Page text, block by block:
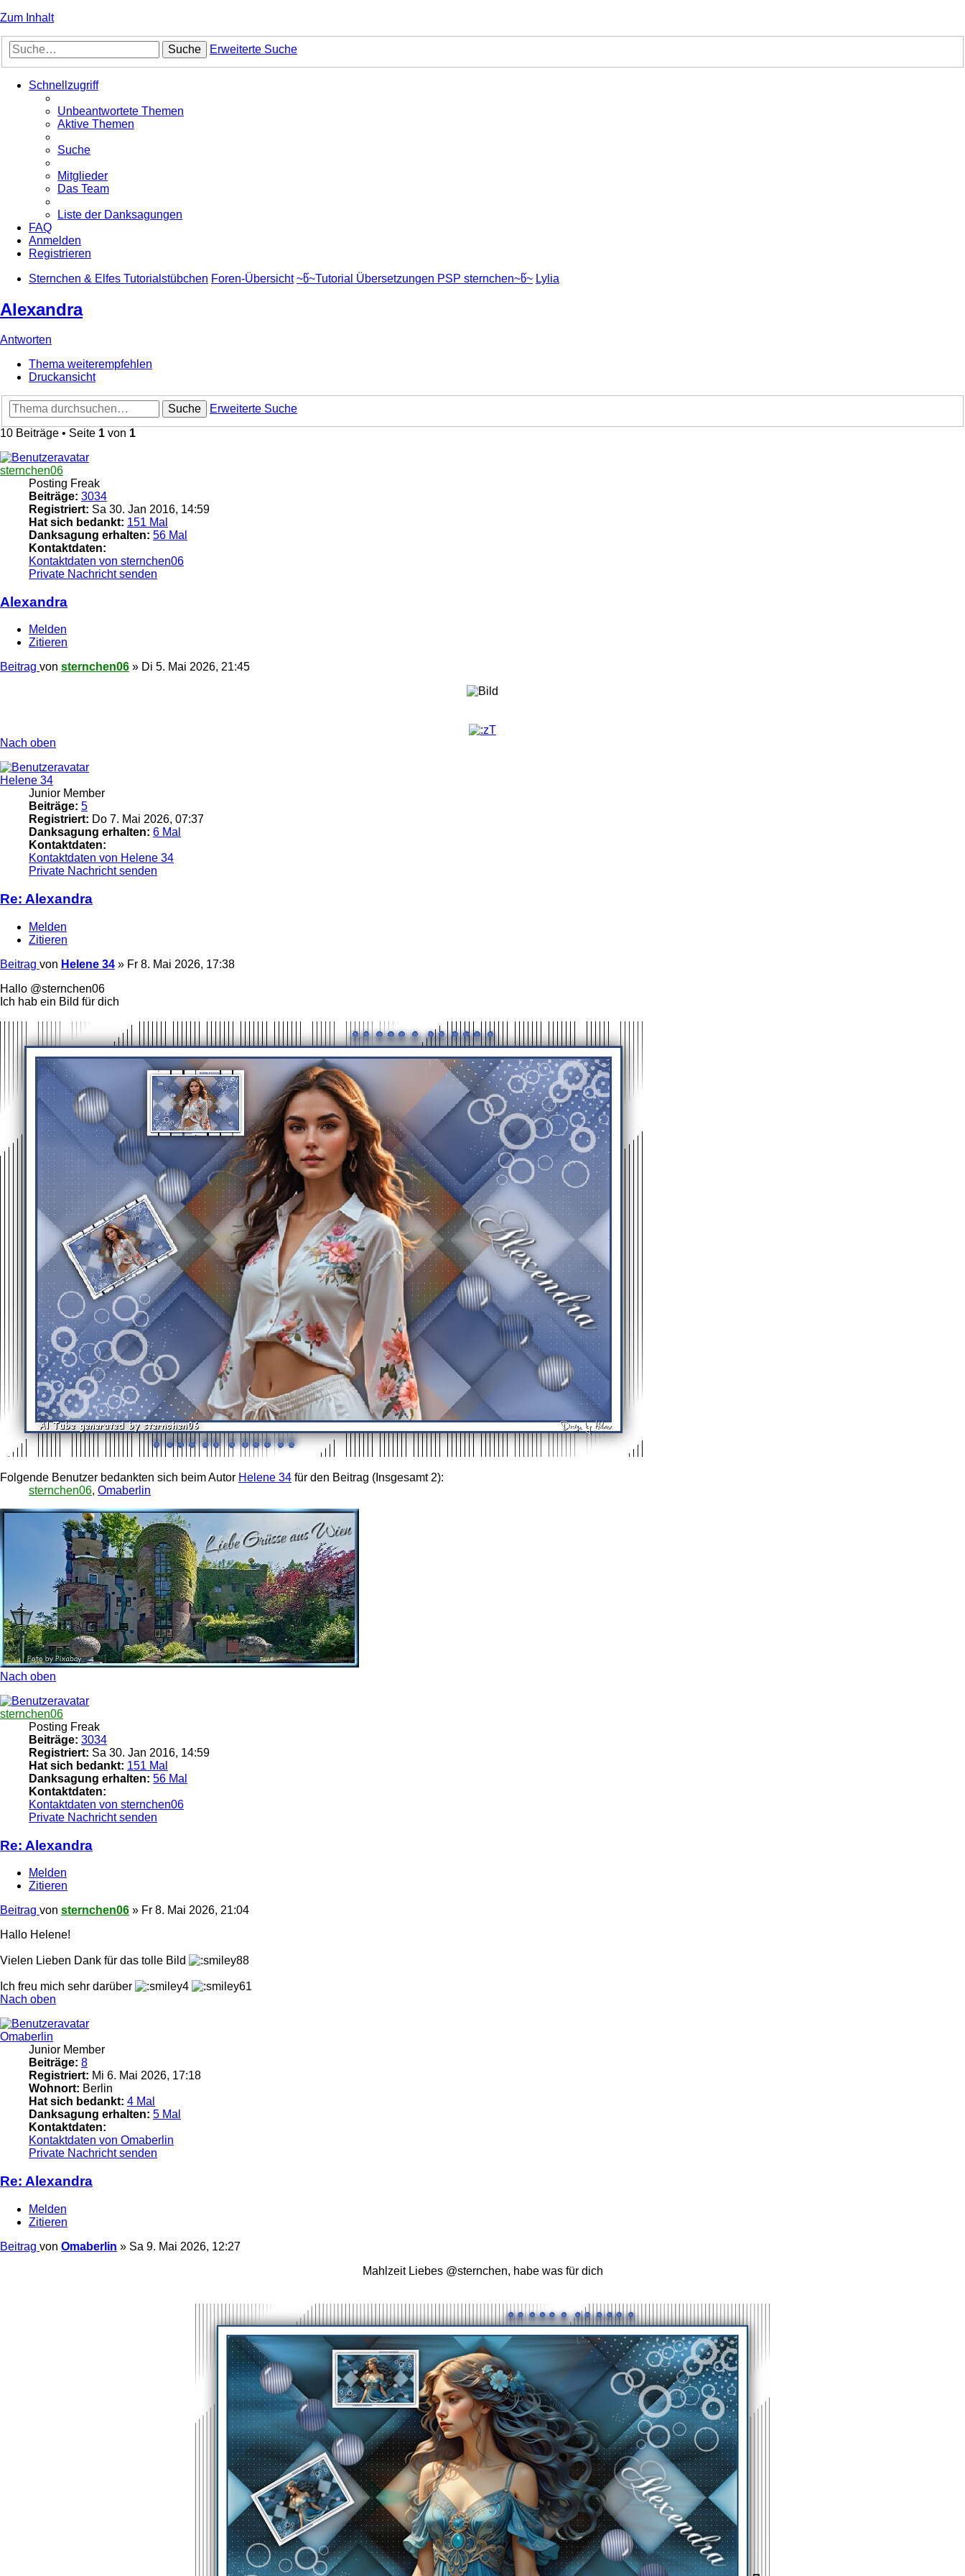
Zum Inhalt
Suche Erweiterte Suche
Schnellzugriff
Unbeantwortete Themen
Aktive Themen
Suche
Mitglieder
Das Team
Liste der Danksagungen
FAQ
Anmelden
Registrieren
Sternchen & Elfes Tutorialstübchen Foren-Übersicht ~წ~Tutorial Übersetzungen PSP sternchen~წ~ Lylia
Alexandra
Antworten
Thema weiterempfehlen
Druckansicht
Suche
Erweiterte Suche
10 Beiträge • Seite 1 von 1
sternchen06
Posting Freak
Beiträge: 3034
Registriert: Sa 30. Jan 2016, 14:59
Hat sich bedankt: 151 Mal
Danksagung erhalten: 56 Mal
Kontaktdaten:
Kontaktdaten von sternchen06
Private Nachricht senden
Alexandra
Melden
Zitieren
Beitrag von sternchen06 » Di 5. Mai 2026, 21:45
Nach oben
Helene 34
Junior Member
Beiträge: 5
Registriert: Do 7. Mai 2026, 07:37
Danksagung erhalten: 6 Mal
Kontaktdaten:
Kontaktdaten von Helene 34
Private Nachricht senden
Re: Alexandra
Melden
Zitieren
Beitrag von Helene 34 » Fr 8. Mai 2026, 17:38
Hallo @sternchen06
Ich hab ein Bild für dich
Folgende Benutzer bedankten sich beim Autor Helene 34 für den Beitrag (Insgesamt 2):
sternchen06, Omaberlin
Nach oben
sternchen06
Posting Freak
Beiträge: 3034
Registriert: Sa 30. Jan 2016, 14:59
Hat sich bedankt: 151 Mal
Danksagung erhalten: 56 Mal
Kontaktdaten:
Kontaktdaten von sternchen06
Private Nachricht senden
Re: Alexandra
Melden
Zitieren
Beitrag von sternchen06 » Fr 8. Mai 2026, 21:04
Hallo Helene!
Vielen Lieben Dank für das tolle Bild
Ich freu mich sehr darüber
Nach oben
Omaberlin
Junior Member
Beiträge: 8
Registriert: Mi 6. Mai 2026, 17:18
Wohnort: Berlin
Hat sich bedankt: 4 Mal
Danksagung erhalten: 5 Mal
Kontaktdaten:
Kontaktdaten von Omaberlin
Private Nachricht senden
Re: Alexandra
Melden
Zitieren
Beitrag von Omaberlin » Sa 9. Mai 2026, 12:27
Mahlzeit Liebes @sternchen, habe was für dich